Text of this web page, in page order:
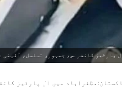
پارٹیز کانفرنس، جمہوری تسلسل، آئینی
میں آل پارٹیز